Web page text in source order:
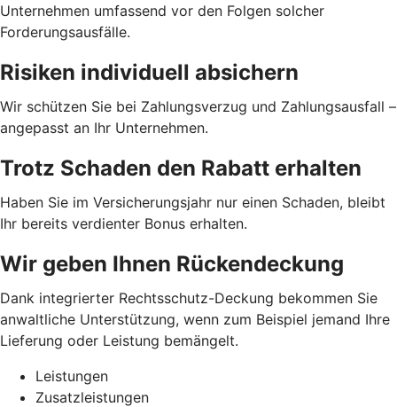
Unternehmen umfassend vor den Folgen solcher
Forderungsausfälle.
Risiken individuell absichern
Wir schützen Sie bei Zahlungsverzug und Zahlungsausfall –
angepasst an Ihr Unternehmen.
Trotz Schaden den Rabatt erhalten
Haben Sie im Versicherungsjahr nur einen Schaden, bleibt
Ihr bereits verdienter Bonus erhalten.
Wir geben Ihnen Rückendeckung
Dank integrierter Rechtsschutz-Deckung bekommen Sie
anwaltliche Unterstützung, wenn zum Beispiel jemand Ihre
Lieferung oder Leistung bemängelt.
Leistungen
Zusatzleistungen